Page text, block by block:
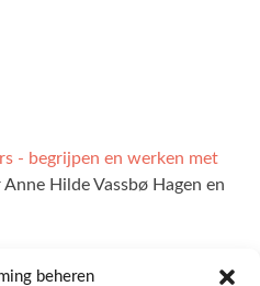
beheren
- begrijpen en werken met
Anne Hilde Vassbø Hagen en